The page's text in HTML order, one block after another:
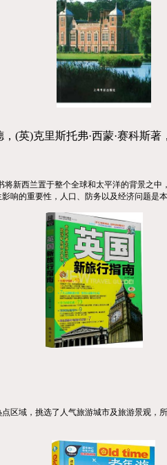
(英)克里斯托弗·西蒙·赛科斯著
新西兰置于整个全球和太平洋的背景之
响的重要性，人口、防务以及经济问题是
区域，挑选了人气旅游城市及旅游景观，